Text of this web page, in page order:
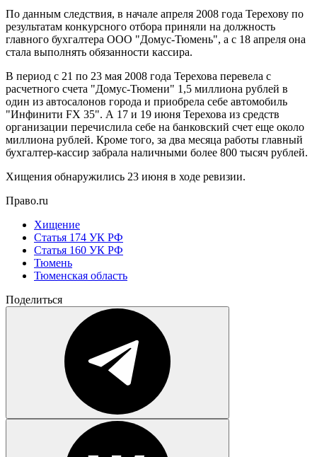
По данным следствия, в начале апреля 2008 года Терехову по
результатам конкурсного отбора приняли на должность
главного бухгалтера ООО "Домус-Тюмень", а с 18 апреля она
стала выполнять обязанности кассира.
В период с 21 по 23 мая 2008 года Терехова перевела с
расчетного счета "Домус-Тюмени" 1,5 миллиона рублей в
один из автосалонов города и приобрела себе автомобиль
"Инфинити FX 35". А 17 и 19 июня Терехова из средств
организации перечислила себе на банковский счет еще около
миллиона рублей. Кроме того, за два месяца работы главный
бухгалтер-кассир забрала наличными более 800 тысяч рублей.
Хищения обнаружились 23 июня в ходе ревизии.
Право.ru
Хищение
Статья 174 УК РФ
Статья 160 УК РФ
Тюмень
Тюменская область
Поделиться